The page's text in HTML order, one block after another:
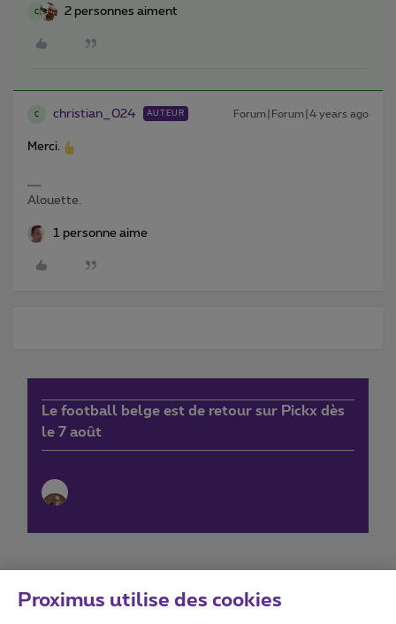
C 2 personnes aiment
C christian_024 AUTEUR Forum|Forum|4 years ago
Merci.
Alouette.
1 personne aime
Le football belge est de retour sur Pickx dès
le 7 août
Proximus utilise des cookies